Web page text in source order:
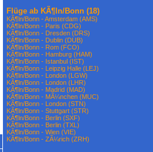
Flüge ab KÃ¶ln/Bonn (18)
KÃ¶ln/Bonn - Amsterdam (AMS)
KÃ¶ln/Bonn - Paris (CDG)
KÃ¶ln/Bonn - Dresden (DRS)
KÃ¶ln/Bonn - Dublin (DUB)
KÃ¶ln/Bonn - Rom (FCO)
KÃ¶ln/Bonn - Hamburg (HAM)
KÃ¶ln/Bonn - Istanbul (IST)
KÃ¶ln/Bonn - Leipzig Halle (LEJ)
KÃ¶ln/Bonn - London (LGW)
KÃ¶ln/Bonn - London (LHR)
KÃ¶ln/Bonn - Madrid (MAD)
KÃ¶ln/Bonn - MÃ¼nchen (MUC)
KÃ¶ln/Bonn - London (STN)
KÃ¶ln/Bonn - Stuttgart (STR)
KÃ¶ln/Bonn - Berlin (SXF)
KÃ¶ln/Bonn - Berlin (TXL)
KÃ¶ln/Bonn - Wien (VIE)
KÃ¶ln/Bonn - ZÃ¼rich (ZRH)